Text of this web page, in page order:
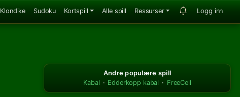
Klondike Sudoku Kortspill Alle spill Ressurser Logg inn
Andre populære spill
Kabal · Edderkopp kabal · FreeCell